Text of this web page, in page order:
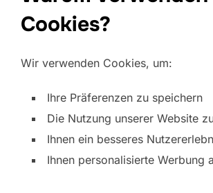
Cookies?
Wir verwenden Cookies, um:
Ihre Präferenzen zu speichern
Die Nutzung unserer Website
Ihnen ein besseres
Ihnen personalisierte Werbung